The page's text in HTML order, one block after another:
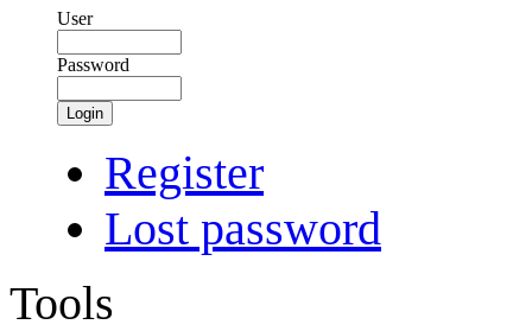
User
Password
Login
Register
Lost password
Tools